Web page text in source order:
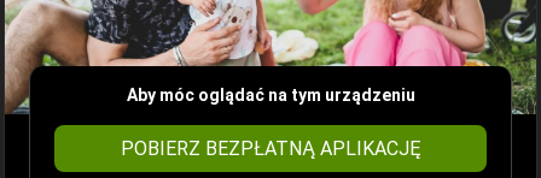
Aby móc oglądać na tym urządzeniu
POBIERZ BEZPŁATNĄ APLIKACJĘ